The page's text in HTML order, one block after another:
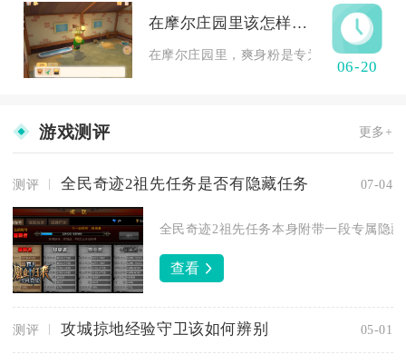
在摩尔庄园里该怎样使用爽身粉
在摩尔庄园里，爽身粉是专为拉姆设计的
06-20
游戏测评 更多+
测评 全民奇迹2祖先任务是否有隐藏任务 07-04
全民奇迹2祖先任务本身附带一段专属隐
查看
测评 攻城掠地经验守卫该如何辨别 05-01